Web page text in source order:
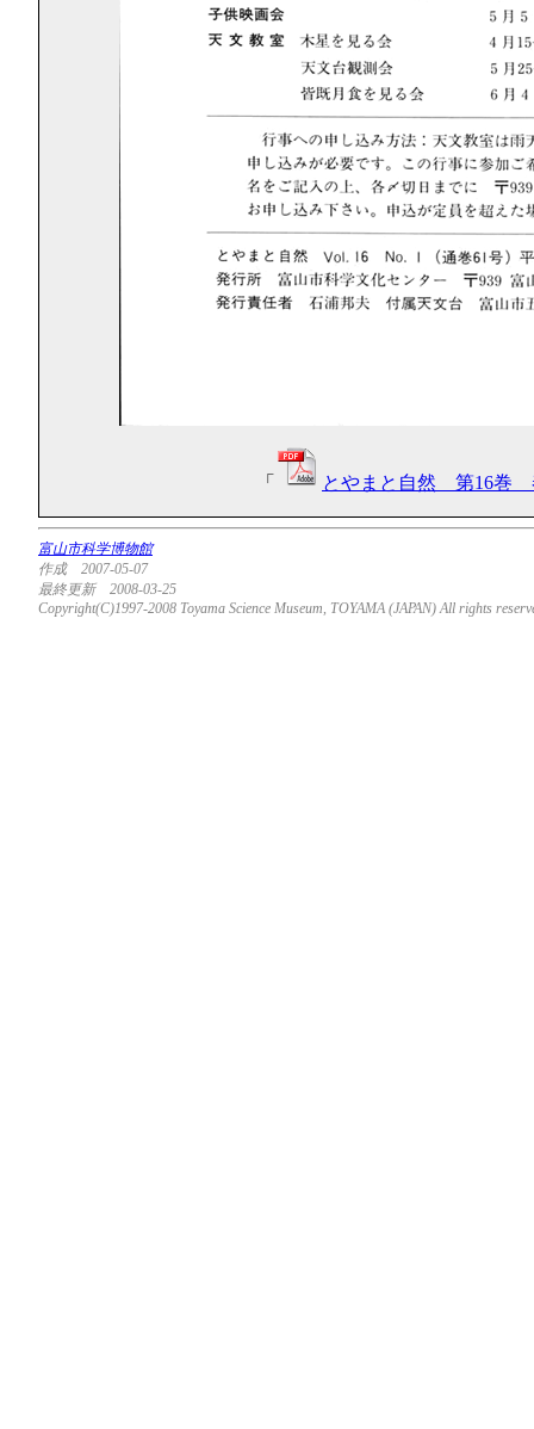
「 とやまと自然 第16巻
富山市科学博物館
作成 2007-05-07
最終更新 2008-03-25
Copyright(C)1997-2008 Toyama Science Museum, TOYAMA (JAPAN) All rights